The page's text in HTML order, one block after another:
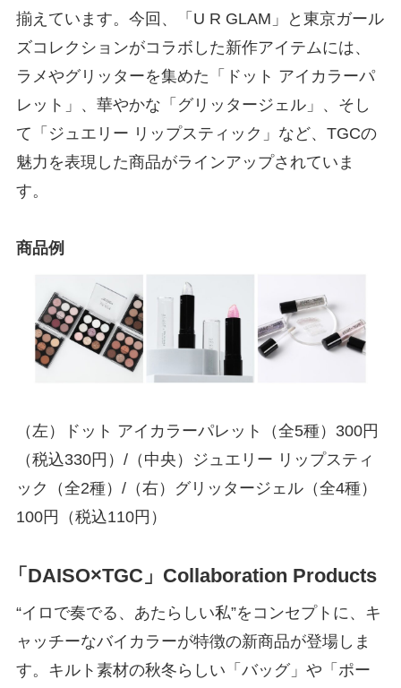
揃えています。今回、「U R GLAM」と東京ガール
ズコレクションがコラボした新作アイテムには、
ラメやグリッターを集めた「ドット アイカラーパ
レット」、華やかな「グリッタージェル」、そし
て「ジュエリー リップスティック」など、TGCの
魅力を表現した商品がラインアップされていま
す。
商品例
（左）ドット アイカラーパレット（全5種）300円
（税込330円）/（中央）ジュエリー リップスティ
ック（全2種）/（右）グリッタージェル（全4種）
100円（税込110円）
「DAISO×TGC」Collaboration Products
“イロで奏でる、あたらしい私”をコンセプトに、キ
ャッチーなバイカラーが特徴の新商品が登場しま
す。キルト素材の秋冬らしい「バッグ」や「ポー